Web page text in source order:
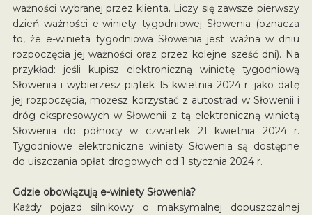
ważności wybranej przez klienta. Liczy się zawsze pierwszy
dzień ważności e-winiety tygodniowej Słowenia (oznacza
to, że e-winieta tygodniowa Słowenia jest ważna w dniu
rozpoczęcia jej ważności oraz przez kolejne sześć dni). Na
przykład: jeśli kupisz elektroniczną winietę tygodniową
Słowenia i wybierzesz piątek 15 kwietnia 2024 r. jako datę
jej rozpoczęcia, możesz korzystać z autostrad w Słowenii i
dróg ekspresowych w Słowenii z tą elektroniczną winietą
Słowenia do północy w czwartek 21 kwietnia 2024 r.
Tygodniowe elektroniczne winiety Słowenia są dostępne
do uiszczania opłat drogowych od 1 stycznia 2024 r.
Gdzie obowiązują e-winiety Słowenia?
Każdy pojazd silnikowy o maksymalnej dopuszczalnej